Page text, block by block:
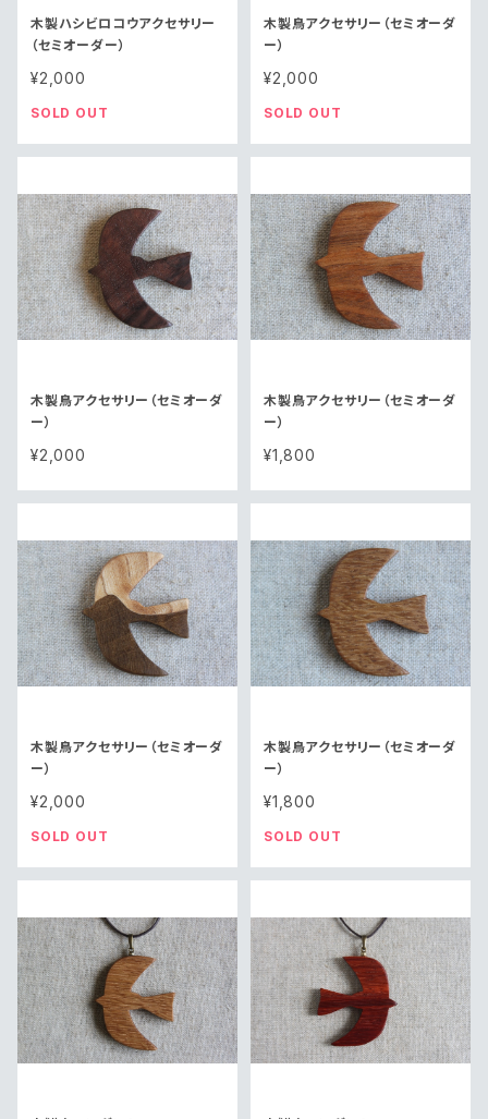
木製ハシビロコウアクセサリー
（セミオーダー）
¥2,000
SOLD OUT
木製鳥アクセサリー（セミオーダ
ー）
¥2,000
SOLD OUT
木製鳥アクセサリー（セミオーダ
ー）
¥2,000
木製鳥アクセサリー（セミオーダ
ー）
¥1,800
木製鳥アクセサリー（セミオーダ
ー）
¥2,000
SOLD OUT
木製鳥アクセサリー（セミオーダ
ー）
¥1,800
SOLD OUT